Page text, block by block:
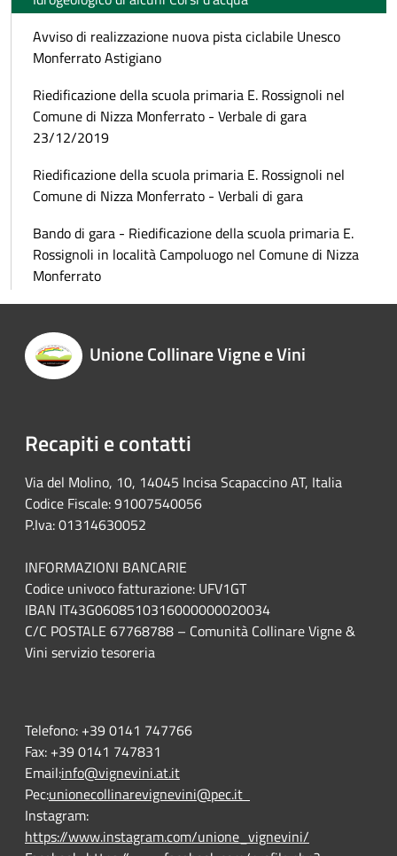
Avviso di realizzazione nuova pista ciclabile Unesco
Monferrato Astigiano
Riedificazione della scuola primaria E. Rossignoli nel
Comune di Nizza Monferrato - Verbale di gara
23/12/2019
Riedificazione della scuola primaria E. Rossignoli nel
Comune di Nizza Monferrato - Verbali di gara
Bando di gara - Riedificazione della scuola primaria E.
Rossignoli in località Campoluogo nel Comune di Nizza
Monferrato
Unione Collinare Vigne e Vini
Recapiti e contatti
Via del Molino, 10, 14045 Incisa Scapaccino AT, Italia
Codice Fiscale: 91007540056
P.Iva: 01314630052
INFORMAZIONI BANCARIE
Codice univoco fatturazione: UFV1GT
IBAN IT43G0608510316000000020034
C/C POSTALE 67768788 – Comunità Collinare Vigne &
Vini servizio tesoreria
Telefono: +39 0141 747766
Fax: +39 0141 747831
Email:info@vignevini.at.it
Pec:unionecollinarevignevini@pec.it
Instagram:
https://www.instagram.com/unione_vignevini/